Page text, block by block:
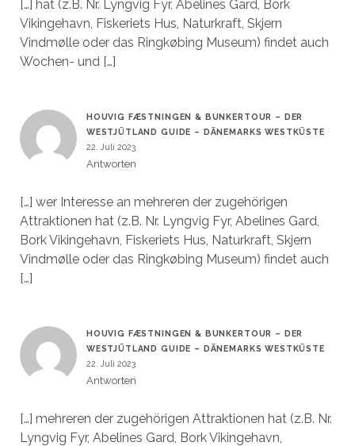
[…] hat (z.B. Nr. Lyngvig Fyr, Abelines Gard, Bork
Vikingehavn, Fiskeriets Hus, Naturkraft, Skjern
Vindmølle oder das Ringkøbing Museum) findet auch
Wochen- und […]
HOUVIG FÆSTNINGEN & BUNKERTOUR – DER
WESTJÜTLAND GUIDE – DÄNEMARKS WESTKÜSTE
22. Juli 2023
Antworten
[…] wer Interesse an mehreren der zugehörigen
Attraktionen hat (z.B. Nr. Lyngvig Fyr, Abelines Gard,
Bork Vikingehavn, Fiskeriets Hus, Naturkraft, Skjern
Vindmølle oder das Ringkøbing Museum) findet auch
[…]
HOUVIG FÆSTNINGEN & BUNKERTOUR – DER
WESTJÜTLAND GUIDE – DÄNEMARKS WESTKÜSTE
22. Juli 2023
Antworten
[…] mehreren der zugehörigen Attraktionen hat (z.B. Nr.
Lyngvig Fyr, Abelines Gard, Bork Vikingehavn,